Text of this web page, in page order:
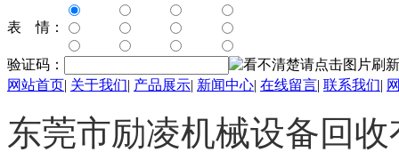
表 情：
验证码：
网站首页| 关于我们| 产品展示| 新闻中心| 在线留言| 联系我们|
东莞市励凌机械设备回